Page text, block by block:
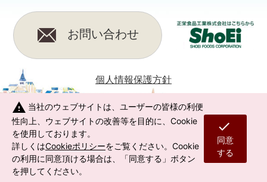
お問い合わせ
個人情報保護方針
(C) 2017 Shoei Delicy All Rights Reserved.
warning 当社のウェブサイトは、ユーザーの皆様の利便
性向上、ウェブサイトの改善等を目的に、Cookie
を使用しております。
詳しくはCookieポリシーをご覧ください。Cookie
の利用に同意頂ける場合は、「同意する」ボタン
を押してください。
check
同意
する